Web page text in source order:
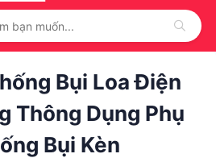
Bụi Loa Điện
Thông Dụng Phụ
Bụi Kèn